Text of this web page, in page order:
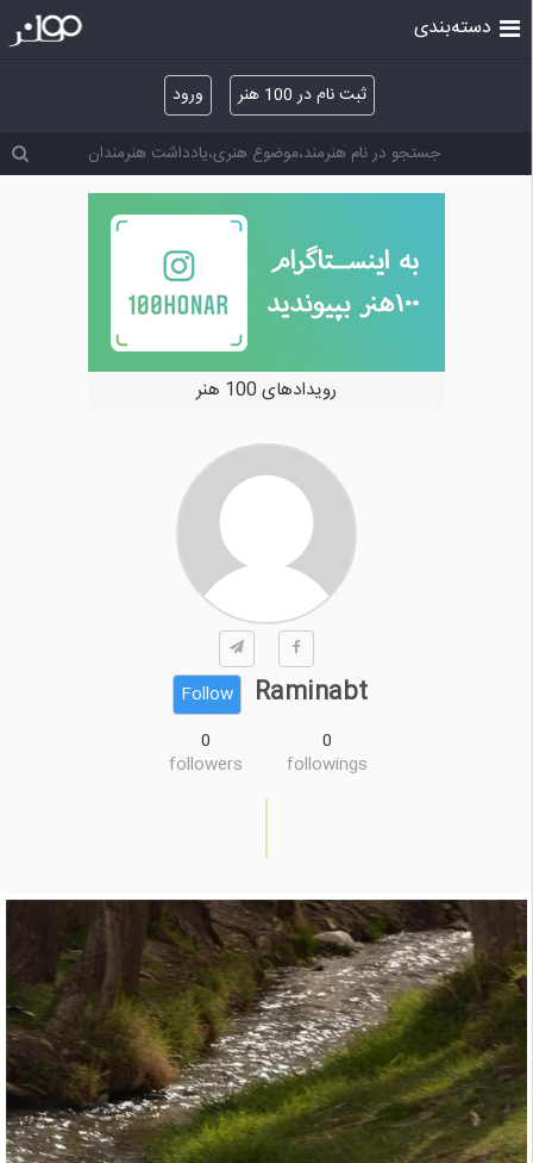
ثبت نام در 100 هنر ورود
دسته‌بندی
رویدادهای 100 هنر
Raminabt
Follow
0
followings
0
followers